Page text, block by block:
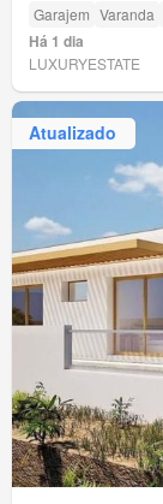
Garajem Varanda
Há 1 dia
LUXURYESTATE
Atualizado